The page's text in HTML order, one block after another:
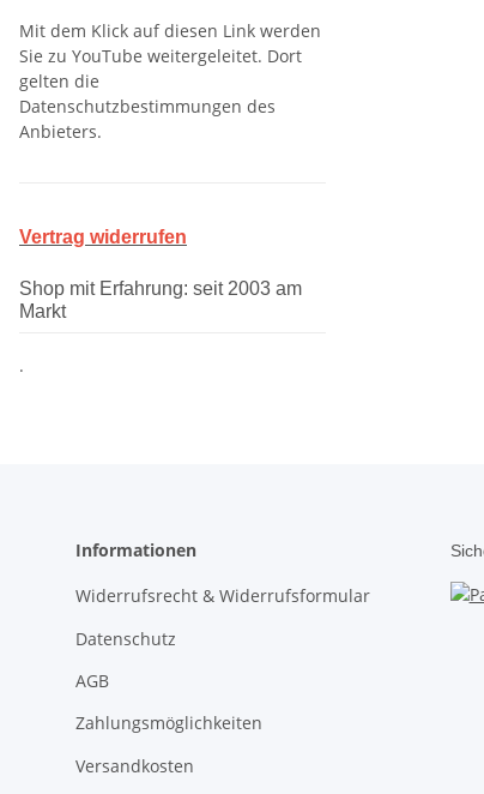
Mit dem Klick auf diesen Link werden
Sie zu YouTube weitergeleitet. Dort
gelten die
Datenschutzbestimmungen des
Anbieters.
Vertrag widerrufen
Shop mit Erfahrung: seit 2003 am
Markt
.
Informationen
Widerrufsrecht & Widerrufsformular
Datenschutz
AGB
Zahlungsmöglichkeiten
Versandkosten